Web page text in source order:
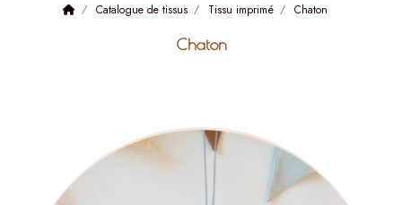
Catalogue de tissus Tissu imprimé Chaton
Chaton